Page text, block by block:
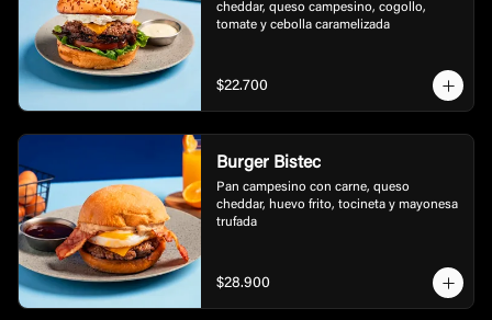
cheddar, queso campesino, cogollo,
tomate y cebolla caramelizada
$22.700
Burger Bistec
Pan campesino con carne, queso
cheddar, huevo frito, tocineta y mayonesa
trufada
$28.900